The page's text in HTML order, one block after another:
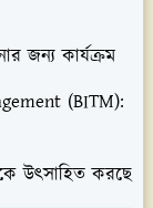
জন্য কার্যক্রম
(BITM):
উৎসাহিত করছে